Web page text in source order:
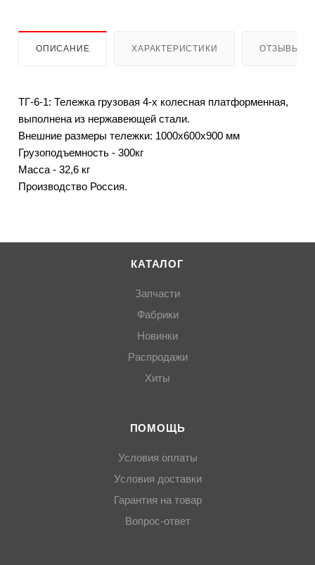
ОПИСАНИЕ ХАРАКТЕРИСТИКИ ОТЗЫВЫ
ТГ-6-1: Тележка грузовая 4-х колесная платформенная,
выполнена из нержавеющей стали.
Внешние размеры тележки: 1000x600x900 мм
Грузоподъемность - 300кг
Масса - 32,6 кг
Производство Россия.
КАТАЛОГ
Запчасти
Фабрики
Новинки
Распродажи
Хиты
ПОМОЩЬ
Условия оплаты
Условия доставки
Гарантия на товар
Вопрос-ответ